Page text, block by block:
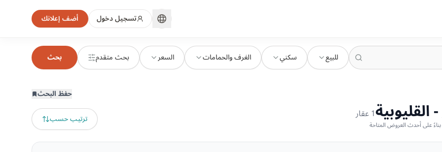
تسجيل دخول أضف إعلانك
للبيع سكني الغرف والحمامات السعر بحث متقدم بحث
حفظ البحث
1عقار ترتيب حسب